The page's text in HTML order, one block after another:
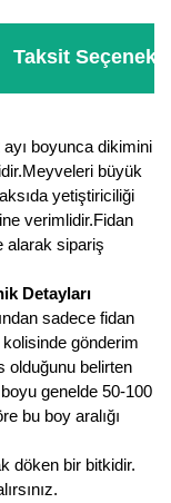
Taksit
ayı boyunca dikimini
büyük
yetiştiriciliği
verimlidir.Fidan
alarak sipariş
Detayları
sadece fidan
gönderim
olduğunu belirten
genelde 50-100
bu boy aralığı
döken bir bitkidir.